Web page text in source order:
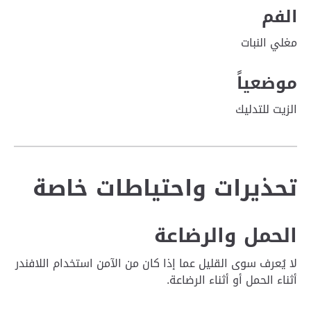
الفم
مغلي النبات
موضعياً
الزيت للتدليك
تحذيرات واحتياطات خاصة
الحمل والرضاعة
لا يُعرف سوى القليل عما إذا كان من الآمن استخدام اللافندر
أثناء الحمل أو أثناء الرضاعة.